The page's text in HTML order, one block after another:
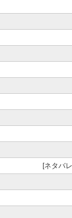
[ネタバ